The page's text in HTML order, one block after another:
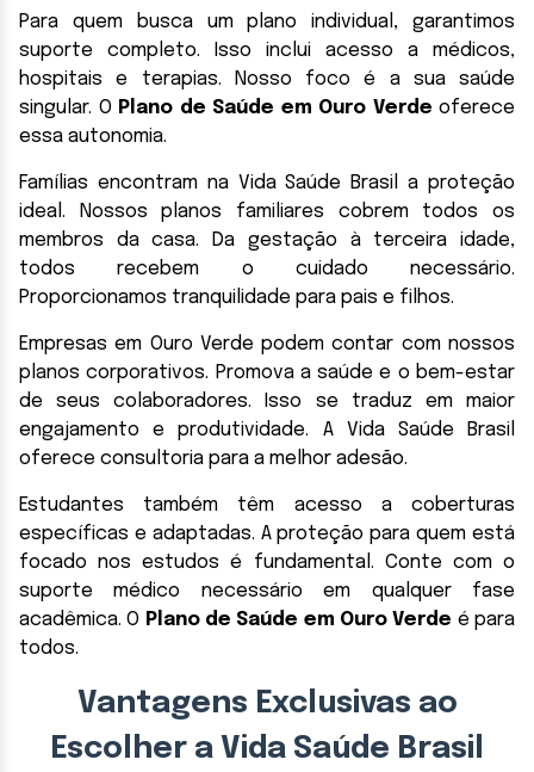
Para quem busca um plano individual, garantimos
suporte completo. Isso inclui acesso a médicos,
hospitais e terapias. Nosso foco é a sua saúde
singular. O Plano de Saúde em Ouro Verde oferece
essa autonomia.
Famílias encontram na Vida Saúde Brasil a proteção
ideal. Nossos planos familiares cobrem todos os
membros da casa. Da gestação à terceira idade,
todos recebem o cuidado necessário.
Proporcionamos tranquilidade para pais e filhos.
Empresas em Ouro Verde podem contar com nossos
planos corporativos. Promova a saúde e o bem-estar
de seus colaboradores. Isso se traduz em maior
engajamento e produtividade. A Vida Saúde Brasil
oferece consultoria para a melhor adesão.
Estudantes também têm acesso a coberturas
específicas e adaptadas. A proteção para quem está
focado nos estudos é fundamental. Conte com o
suporte médico necessário em qualquer fase
acadêmica. O Plano de Saúde em Ouro Verde é para
todos.
Vantagens Exclusivas ao
Escolher a Vida Saúde Brasil